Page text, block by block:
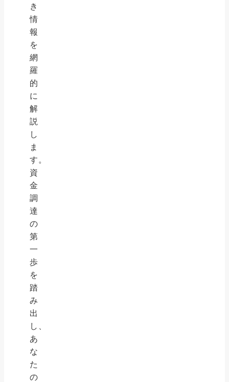
き
情
報
を
網
羅
的
に
解
説
し
ま
す。
資
金
調
達
の
第
一
歩
を
踏
み
出
し、
あ
な
た
の